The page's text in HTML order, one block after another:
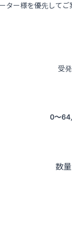
ター様を優先してご
受
0〜
数量